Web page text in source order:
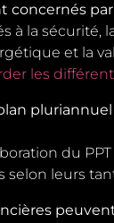
concernés par
à la sécurité,
et la
les
du
selon leurs